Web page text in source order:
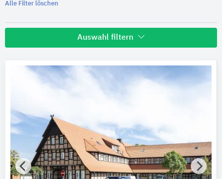
Alle Filter löschen
Auswahl filtern
Bitte auswählen
Bitte auswählen
AWARD Jahr
Bitte auswählen
AWARD Typ